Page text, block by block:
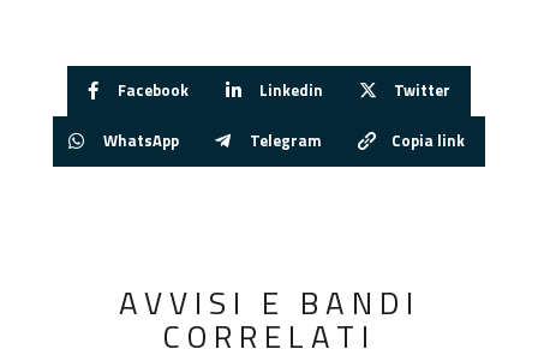
Facebook Linkedin Twitter
WhatsApp Telegram Copia link
AVVISI E BANDI
CORRELATI